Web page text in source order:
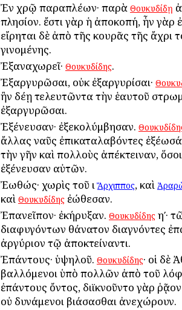
Ἐν χρῷ παραπλέων· παρὰ Θουκυδίδῃ
πλησίον. ἔστι γὰρ ἡ ἀποκοπή, ἦν γὰρ
εἴρηται δὲ ἀπὸ τῆς κουρᾶς τῆς ἄχρι
γινομένης.
Ἐξαναχωρεῖ· Θουκυδίδης.
Ἐξαργυρῶσαι, οὐκ ἐξαργυρίσαι·
ἢν δέῃ τελευτῶντα τὴν ἑαυτοῦ
ἐξαργυρῶσαι.
Ἐξένευσαν· ἐξεκολύμβησαν.
ἄλλας ναῦς ἐπικαταλαβόντες
τὴν γῆν καὶ πολλοὺς ἀπέκτειναν,
ἐξένευσαν αὐτῶν.
Ἐωθώς· χωρὶς τοῦ ιἌρχιππος, καὶ
καὶ Θουκυδίδης ἐώθεσαν.
Ἐπανεῖπον· ἐκήρυξαν. Θουκυδίδης ηʹ·
διαφυγόντων θάνατον διαγνόντες
ἀργύριον τῷ ἀποκτείναντι.
Ἐπάντους· ὑψηλοῦ. Θουκυδίδης· οἱ δὲ
βαλλόμενοι ὑπὸ πολλῶν ἀπὸ τοῦ
ἐπάντους ὄντος, διϊκνοῦντο γὰρ
οὐ δυνάμενοι βιάσασθαι ἀνεχώρουν.